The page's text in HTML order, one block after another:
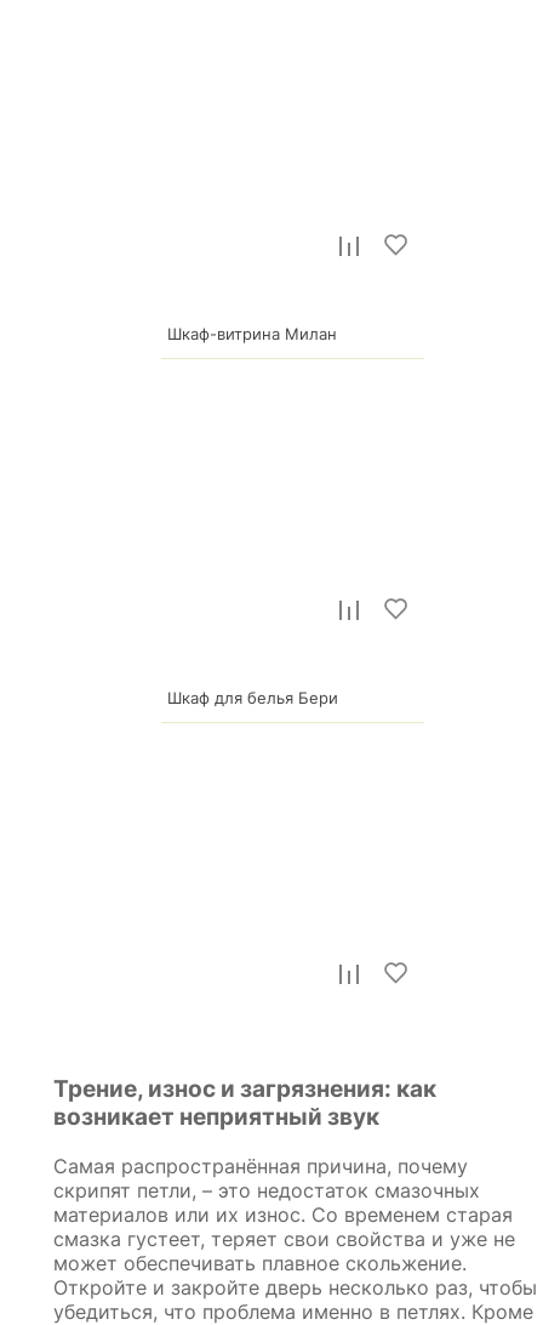
Шкаф-витрина Милан
8 157 р.
Шкаф для белья Бери
10 390 р.
5 отзывов
14 990 р.
Трение, износ и загрязнения: как
возникает неприятный звук
Самая распространённая причина, почему
скрипят петли, – это недостаток смазочных
материалов или их износ. Со временем старая
смазка густеет, теряет свои свойства и уже не
может обеспечивать плавное скольжение.
Откройте и закройте дверь несколько раз, чтобы
убедиться, что проблема именно в петлях. Кроме